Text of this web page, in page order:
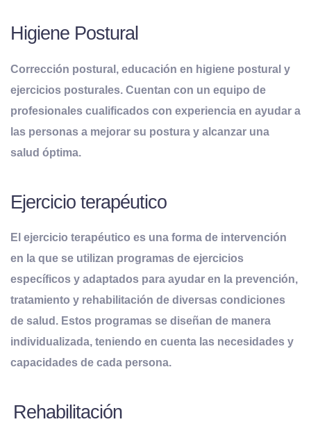
Higiene Postural
Corrección postural, educación en higiene postural y
ejercicios posturales. Cuentan con un equipo de
profesionales cualificados con experiencia en ayudar a
las personas a mejorar su postura y alcanzar una
salud óptima.
Ejercicio terapéutico
El ejercicio terapéutico es una forma de intervención
en la que se utilizan programas de ejercicios
específicos y adaptados para ayudar en la prevención,
tratamiento y rehabilitación de diversas condiciones
de salud. Estos programas se diseñan de manera
individualizada, teniendo en cuenta las necesidades y
capacidades de cada persona.
Rehabilitación